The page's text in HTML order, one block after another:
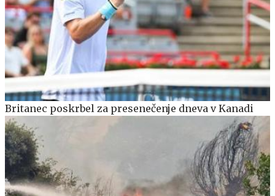
Britanec poskrbel za presenečenje dneva v Kanadi